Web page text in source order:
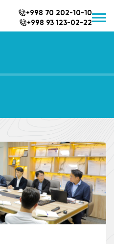
+998 70 202-10-10
+998 93 123-02-22